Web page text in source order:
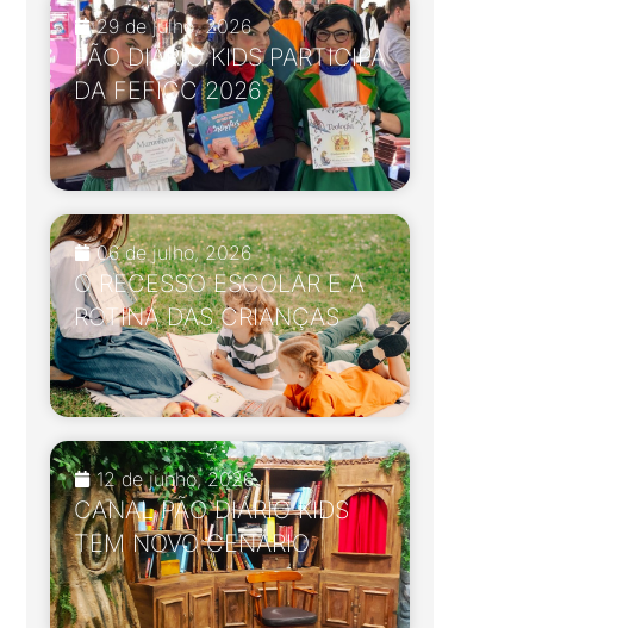
29 de julho, 2026
PÃO DIÁRIO KIDS PARTICIPA
DA FEFICC 2026
06 de julho, 2026
O RECESSO ESCOLAR E A
ROTINA DAS CRIANÇAS
12 de junho, 2026
CANAL PÃO DIÁRIO KIDS
TEM NOVO CENÁRIO